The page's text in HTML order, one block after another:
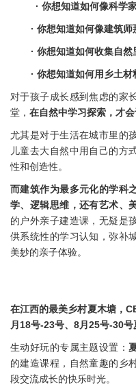
· 你想知道如何像科学
· 你想知道如何像建筑
· 你想知道如何收集自
· 你想知道如何用乡土
对于孩子成长感到焦虑的家
堂， 在自然中学习探索，才
尤其是对于生活在城市里的
儿童去大自然中用自己的方
性和创造性。
而建筑作为最多元化的学科
学、逻辑思维，还有艺术、
的户外亲子建造课，无疑是
供系统性的学习认知，弥补
美妙的亲子体验。
在江西的最美乡村夏木塘，
月18号-23号、8月25号-30号
生动好玩的专属主题设置：
的建造课程，自然童趣的乡
段交流成长的快乐时光。